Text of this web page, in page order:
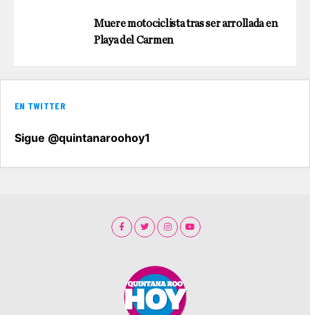
Muere motociclista tras ser arrollada en
Playa del Carmen
EN TWITTER
Sigue @quintanaroohoy1